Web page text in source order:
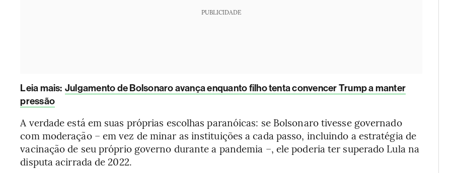
PUBLICIDADE
Leia mais: Julgamento de Bolsonaro avança enquanto filho tenta convencer Trump a manter
pressão
A verdade está em suas próprias escolhas paranóicas: se Bolsonaro tivesse governado
com moderação – em vez de minar as instituições a cada passo, incluindo a estratégia de
vacinação de seu próprio governo durante a pandemia –, ele poderia ter superado Lula na
disputa acirrada de 2022.